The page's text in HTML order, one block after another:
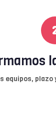
equipos,